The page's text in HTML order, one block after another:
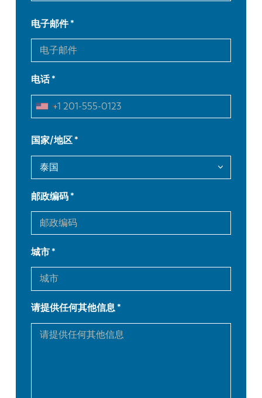
电子邮件
电话
国家/地区
邮政编码
城市
请提供任何其他信息
EN
FR EN-US
DE IT
ES
PL SK
KO